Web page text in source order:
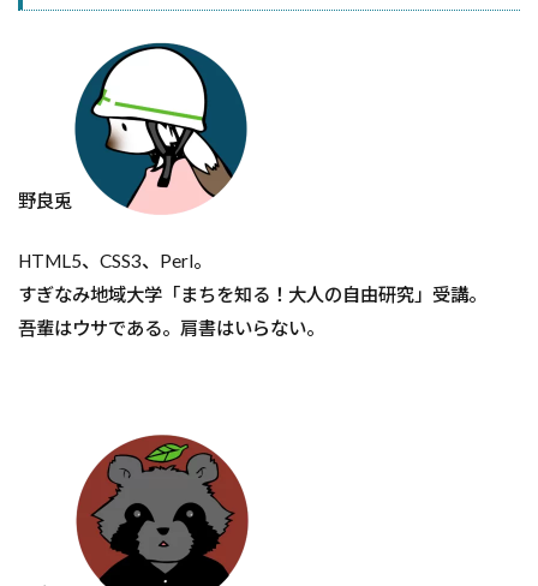
野良兎
HTML5、CSS3、Perl。
すぎなみ地域大学「まちを知る！大人の自由研究」受講。
吾輩はウサである。肩書はいらない。